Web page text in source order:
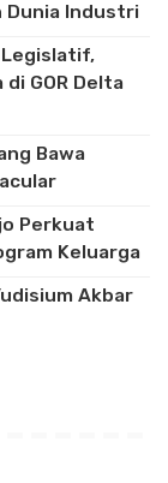
Dunia Industri
di GOR Delta
Bawa
Perkuat
Keluarga
Akbar